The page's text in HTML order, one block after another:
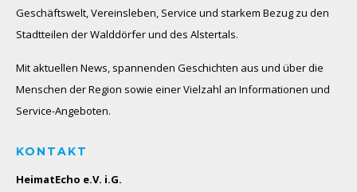
Geschäftswelt, Vereinsleben, Service und starkem Bezug zu den
Stadtteilen der Walddörfer und des Alstertals.
Mit aktuellen News, spannenden Geschichten aus und über die
Menschen der Region sowie einer Vielzahl an Informationen und
Service-Angeboten.
KONTAKT
HeimatEcho e.V. i.G.